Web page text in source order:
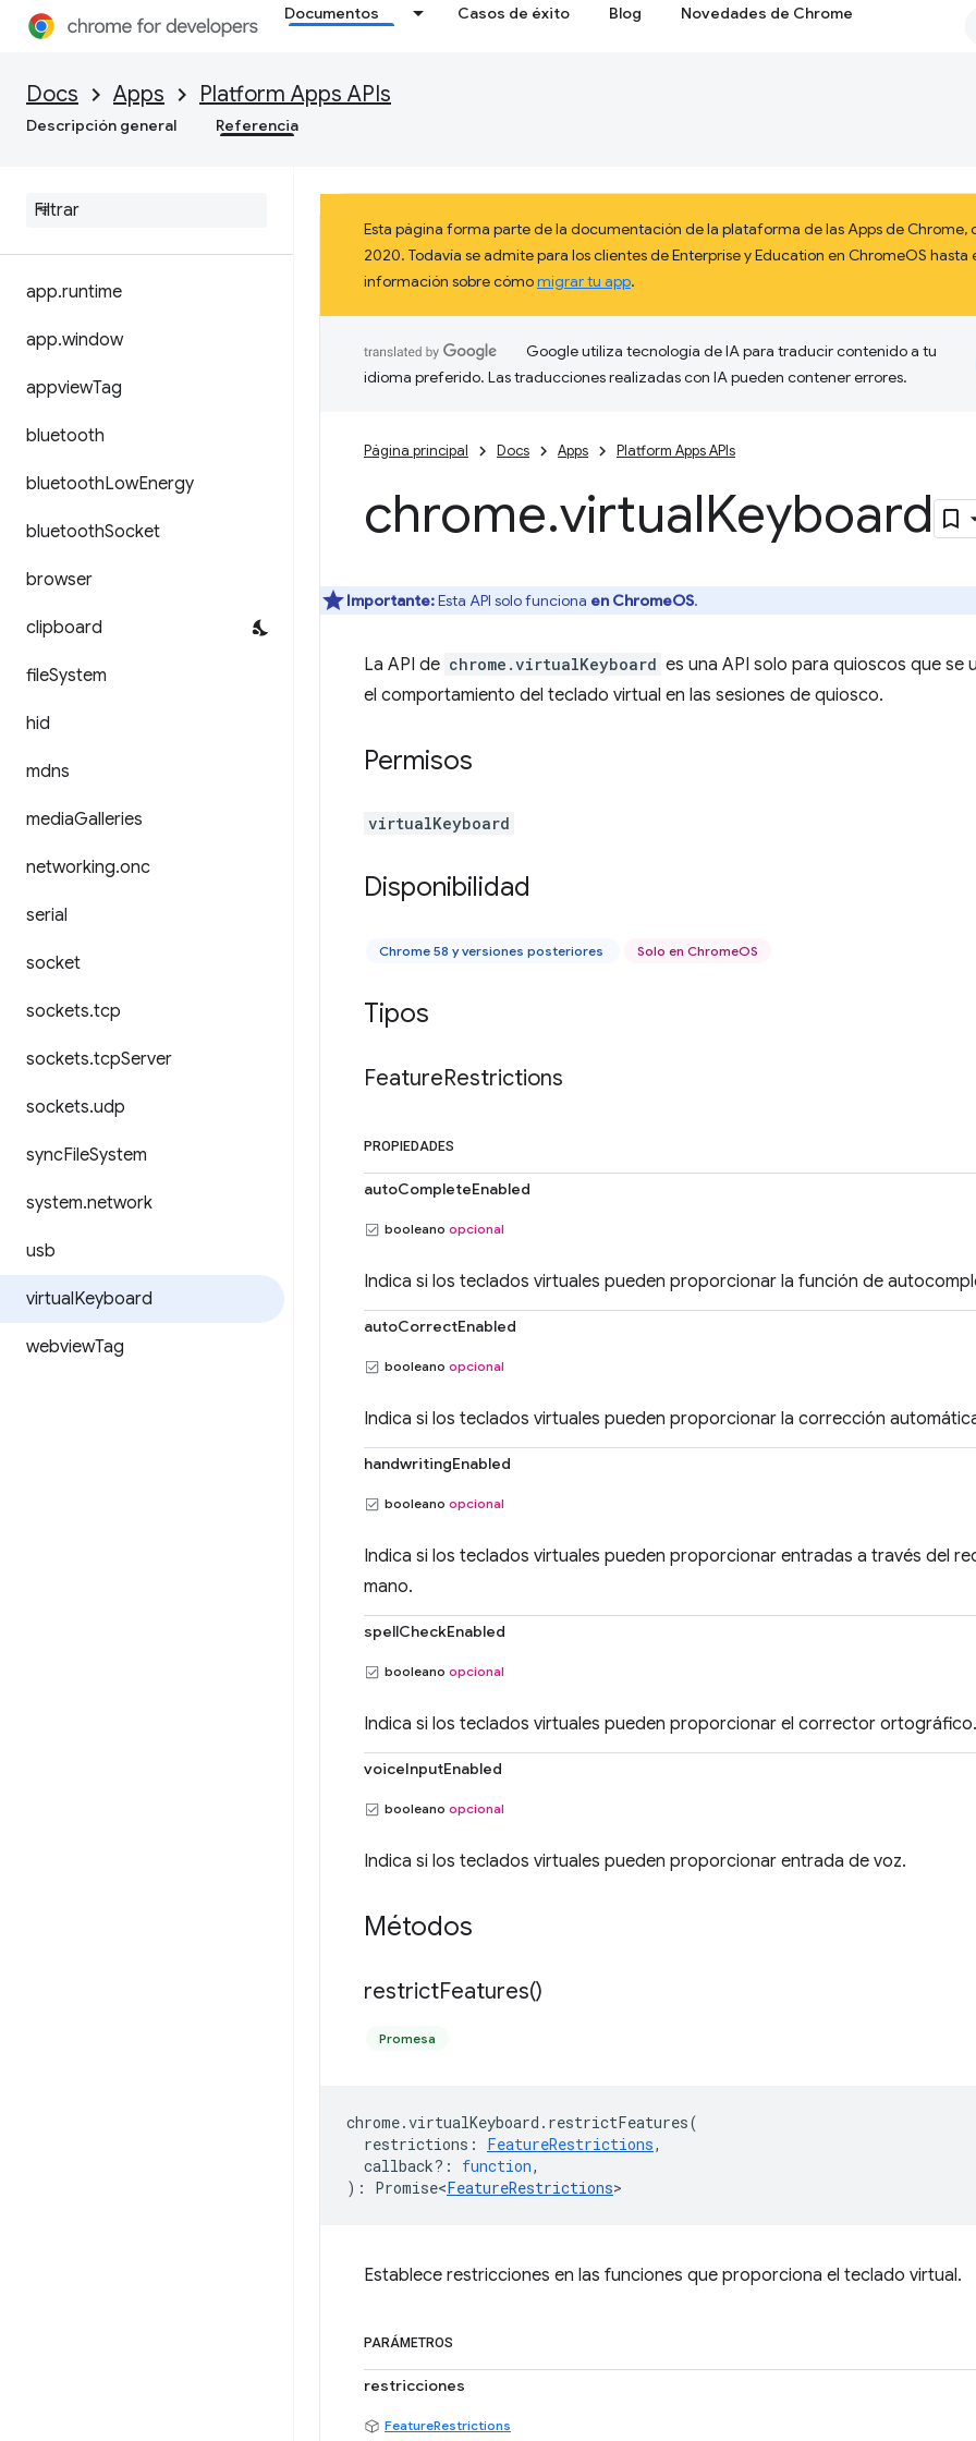
Documentos Casos de éxito Blog Novedades de Chrome
Docs Apps Platform Apps APIs
Descripción general Referencia
app.runtime
app.window
appviewTag
bluetooth
bluetoothLowEnergy
bluetoothSocket
browser
clipboard
fileSystem
hid
mdns
mediaGalleries
networking.onc
serial
socket
sockets.tcp
sockets.tcpServer
sockets.udp
syncFileSystem
system.network
usb
virtualKeyboard
webviewTag
Esta página forma parte de la documentación de la plataforma de las Apps de Chrome,
2020. Todavía se admite para los clientes de Enterprise y Education en ChromeOS
información sobre cómomigrar tu app.
Google utiliza tecnología de IA para traducir contenido a tu
idioma preferido. Las traducciones realizadas con IA pueden contener errores.
Página principal Docs Apps Platform Apps APIs
chrome.virtualKeyboard
Importante:Esta API solo funciona en ChromeOS.
La API de chrome.virtualKeyboard es una API solo para quioscos que se
el comportamiento del teclado virtual en las sesiones de quiosco.
Permisos
virtualKeyboard
Disponibilidad
Chrome 58 y versiones posteriores Solo en ChromeOS
Tipos
FeatureRestrictions
PROPIEDADES
autoCompleteEnabled
booleano opcional
Indica si los teclados virtuales pueden proporcionar la función de
autoCorrectEnabled
booleano opcional
Indica si los teclados virtuales pueden proporcionar la corrección
handwritingEnabled
booleano opcional
Indica si los teclados virtuales pueden proporcionar entradas a través del
mano.
spellCheckEnabled
booleano opcional
Indica si los teclados virtuales pueden proporcionar el corrector ortográfico.
voiceInputEnabled
booleano opcional
Indica si los teclados virtuales pueden proporcionar entrada de voz.
Métodos
restrictFeatures()
Promesa
chrome.virtualKeyboard . restrictFeatures(
restrictions : FeatureRestrictions,
callback? : function,
) : Promise<FeatureRestrictions>
Establece restricciones en las funciones que proporciona el teclado virtual.
PARÁMETROS
restricciones
FeatureRestrictions